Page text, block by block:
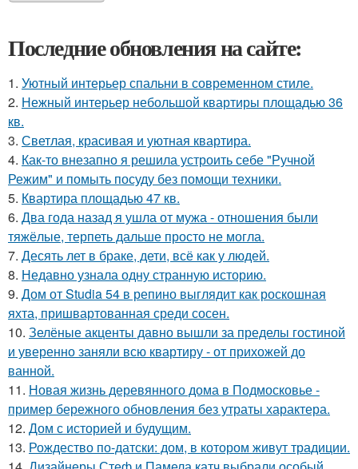
Последние обновления на сайте:
1. Уютный интерьер спальни в современном стиле.
2. Нежный интерьер небольшой квартиры площадью 36
кв.
3. Светлая, красивая и уютная квартира.
4. Как-то внезапно я решила устроить себе "Ручной
Режим" и помыть посуду без помощи техники.
5. Квартира площадью 47 кв.
6. Два года назад я ушла от мужа - отношения были
тяжёлые, терпеть дальше просто не могла.
7. Десять лет в браке, дети, всё как у людей.
8. Недавно узнала одну странную историю.
9. Дом от Studia 54 в репино выглядит как роскошная
яхта, пришвартованная среди сосен.
10. Зелёные акценты давно вышли за пределы гостиной
и уверенно заняли всю квартиру - от прихожей до
ванной.
11. Новая жизнь деревянного дома в Подмосковье -
пример бережного обновления без утраты характера.
12. Дом с историей и будущим.
13. Рождество по-датски: дом, в котором живут традиции.